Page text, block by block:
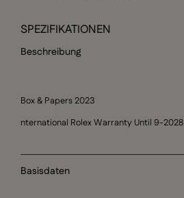
SPEZIFIKATIONEN
Beschreibung
Box & Papers 2023
nternational Rolex Warranty Until 9-2028
Basisdaten